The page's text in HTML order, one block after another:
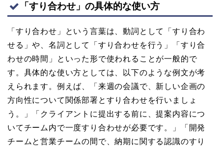
「すり合わせ」の具体的な使い方
「すり合わせ」という言葉は、動詞として「すり合わ
せる」や、名詞として「すり合わせを行う」「すり合
わせの時間」といった形で使われることが一般的で
す。具体的な使い方としては、以下のような例文が考
えられます。例えば、「来週の会議で、新しい企画の
方向性について関係部署とすり合わせを行いましょ
う。」「クライアントに提出する前に、提案内容につ
いてチーム内で一度すり合わせが必要です。」「開発
チームと営業チームの間で、納期に関する認識のすり